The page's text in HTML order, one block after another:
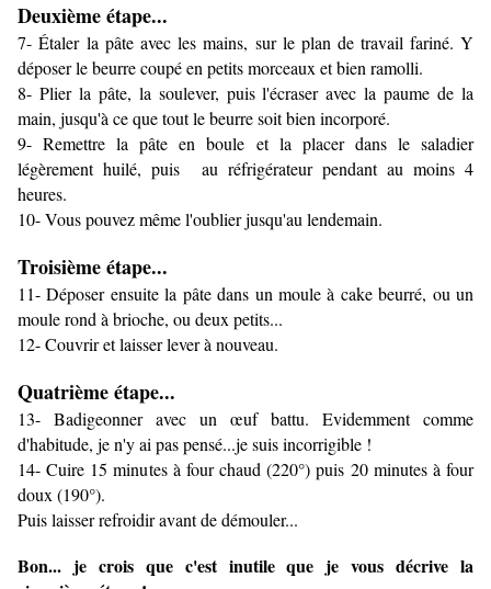
Deuxième étape...
7- Étaler la pâte avec les mains, sur le plan de travail fariné. Y
déposer le beurre coupé en petits morceaux et bien ramolli.
8- Plier la pâte, la soulever, puis l'écraser avec la paume de la
main, jusqu'à ce que tout le beurre soit bien incorporé.
9- Remettre la pâte en boule et la placer dans le saladier
légèrement huilé, puis au réfrigérateur pendant au moins 4
heures.
10- Vous pouvez même l'oublier jusqu'au lendemain.
Troisième étape...
11- Déposer ensuite la pâte dans un moule à cake beurré, ou un
moule rond à brioche, ou deux petits...
12- Couvrir et laisser lever à nouveau.
Quatrième étape...
13- Badigeonner avec un œuf battu. Evidemment comme
d'habitude, je n'y ai pas pensé...je suis incorrigible !
14- Cuire 15 minutes à four chaud (220°) puis 20 minutes à four
doux (190°).
Puis laisser refroidir avant de démouler...
Bon... je crois que c'est inutile que je vous décrive la